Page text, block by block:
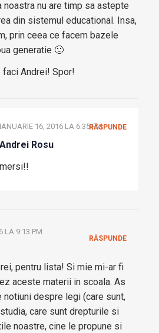
noastra nu are timp sa astepte
din sistemul educational. Insa,
prin ceea ce facem bazele
generatie 🙂
faci Andrei! Spor!
Andrei Rosu
IANUARIE 16, 2016 LA 6:35 PM
mersi!!
RĂSPUNDE
LA 9:13 PM
pentru lista! Si mie mi-ar fi
aceste materii in scoala. As
notiuni despre legi (care sunt,
care sunt drepturile si
noastre, cine le propune si
RĂSPUNDE